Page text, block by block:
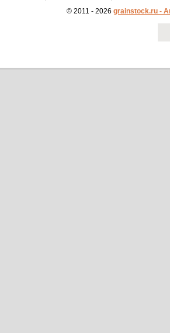
© 2011 - 2026 grainstock.ru -